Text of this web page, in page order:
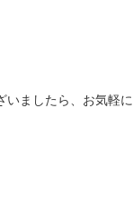
いましたら、お気軽に